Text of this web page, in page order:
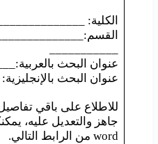
الكلية: ______________
عنوان البحث
عنوان البحث
للاطلاع على باقي
جاهز والتعديل عليه،
word من الرابط التالي.